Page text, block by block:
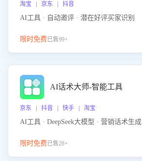
淘宝 | 京东 | 抖音
AI工具 · 自动邀评 · 潜在好评买家识别
限时免费已售99+
AI话术大师-智能工具
京东 | 抖音 | 快手 | 淘宝
AI工具 · DeepSeek大模型 · 营销话术生成
限时免费已售28+